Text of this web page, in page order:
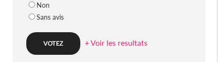
Non
Sans avis
+ Voir les resultats